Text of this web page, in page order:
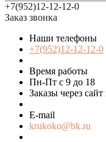
+7(952)12-12-12-0
Заказ звонка
Наши телефоны
+7(952)12-12-12-0
Время работы
Пн-Пт с 9 до 18
Заказы через
E-mail
krukoko@bk.ru